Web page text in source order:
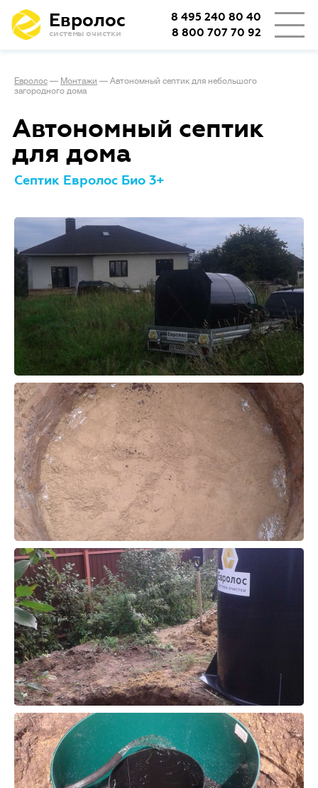
Евролос
системы очистки
8 495 240 80 40
8 800 707 70 92
Евролос — Монтажи — Автономный септик для небольшого
загородного дома
Автономный септик
для дома
Септик Евролос Био 3+